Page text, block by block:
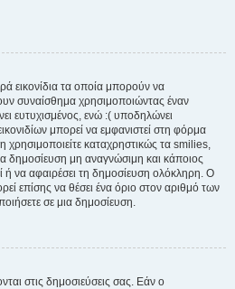
εικονίδια τα οποία μπορούν να
συναίσθημα χρησιμοποιώντας έναν
ευτυχισμένος, ενώ :( υποδηλώνει
μπορεί να εμφανιστεί στη φόρμα
καταχρηστικώς τα smilies,
δημοσίευση μη αναγνώσιμη και κάποιος
ή να αφαιρέσει τη δημοσίευση ολόκληρη. Ο
επίσης να θέσει ένα όριο στον αριθμό των
σε μια δημοσίευση.
στις δημοσιεύσεις σας. Εάν ο